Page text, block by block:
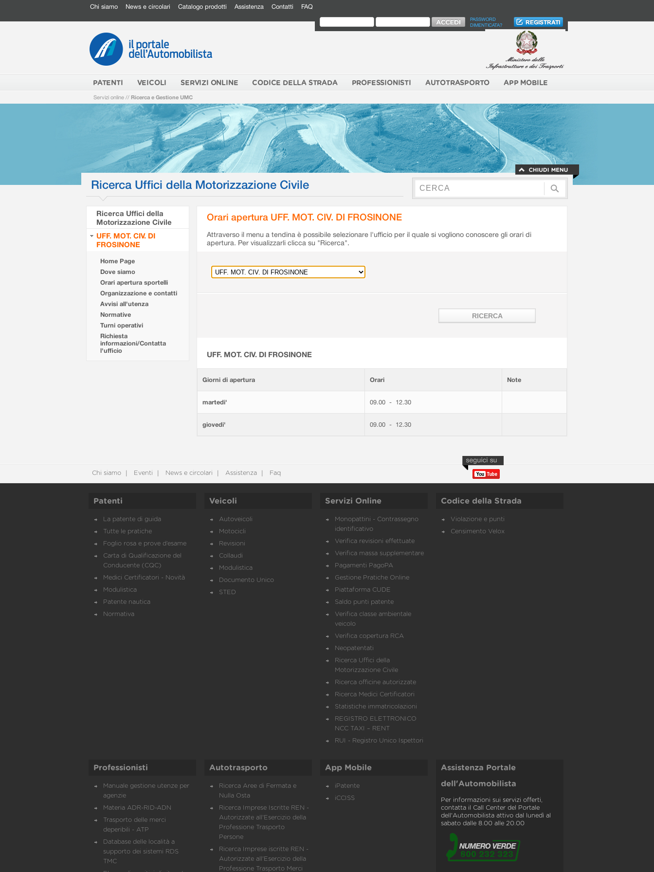
Chi siamo News e circolari Catalogo prodotti Assistenza Contatti FAQ
PASSWORD
DIMENTICATA?
PATENTI VEICOLI SERVIZI ONLINE CODICE DELLA STRADA PROFESSIONISTI AUTOTRASPORTO APP MOBILE
Servizi online // Ricerca e Gestione UMC
Ricerca Uffici della Motorizzazione Civile
Ricerca Uffici della
Motorizzazione Civile
UFF. MOT. CIV. DI
FROSINONE
Home Page
Dove siamo
Orari apertura sportelli
Organizzazione e contatti
Avvisi all'utenza
Normative
Turni operativi
Richiesta
informazioni/Contatta
l'ufficio
Orari apertura UFF. MOT. CIV. DI FROSINONE
Attraverso il menu a tendina è possibile selezionare l'ufficio per il quale si vogliono conoscere gli orari di
apertura. Per visualizzarli clicca su "Ricerca".
UFF. MOT. CIV. DI FROSINONE
Giorni di apertura Orari Note
martedi' 09.00 - 12.30
giovedi' 09.00 - 12.30
Chi siamo Eventi News e circolari Assistenza Faq
Patenti
La patente di guida
Tutte le pratiche
Foglio rosa e prove d’esame
Carta di Qualificazione del
Conducente (CQC)
Medici Certificatori - Novità
Modulistica
Patente nautica
Normativa
Veicoli
Autoveicoli
Motocicli
Revisioni
Collaudi
Modulistica
Documento Unico
STED
Servizi Online
Monopattini - Contrassegno
identificativo
Verifica revisioni effettuate
Verifica massa supplementare
Pagamenti PagoPA
Gestione Pratiche Online
Piattaforma CUDE
Saldo punti patente
Verifica classe ambientale
veicolo
Verifica copertura RCA
Neopatentati
Ricerca Uffici della
Motorizzazione Civile
Ricerca officine autorizzate
Ricerca Medici Certificatori
Statistiche immatricolazioni
REGISTRO ELETTRONICO
NCC TAXI – RENT
RUI - Registro Unico Ispettori
Codice della Strada
Violazione e punti
Censimento Velox
Professionisti
Manuale gestione utenze per
agenzie
Materia ADR-RID-ADN
Trasporto delle merci
deperibili - ATP
Database delle località a
supporto dei sistemi RDS
TMC
Autotrasporto
Ricerca Aree di Fermata e
Nulla Osta
Ricerca Imprese Iscritte REN -
Autorizzate all'Esercizio della
Professione Trasporto
Persone
Ricerca Imprese iscritte REN -
Autorizzate all'Esercizio della
Professione Trasporto Merci
App Mobile
iPatente
iCCISS
Assistenza Portale
dell'Automobilista
Per informazioni sui servizi offerti,
contatta il Call Center del Portale
dell'Automobilista attivo dal lunedì al
sabato dalle 8.00 alle 20.00